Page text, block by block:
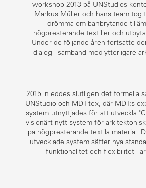
workshop 2013 på UNStudios
Markus Müller och hans team tog
drömma om banbrytande
högpresterande textilier och
Under de följande åren fortsatte
dialog i samband med ytterligare
2015 inleddes slutligen det formella
UNStudio och MDT-tex, där MDT:s
system utnyttjades för att utveckla
visionärt nytt system för
på högpresterande textila material.
utvecklade system sätter nya
funktionalitet och flexibilitet i